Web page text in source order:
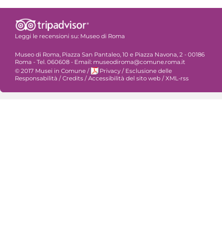
Leggi le recensioni su: Museo di Roma
Museo di Roma, Piazza San Pantaleo, 10 e Piazza Navona, 2 - 00186
Roma - Tel. 060608 - Email: museodiroma@comune.roma.it
© 2017 Musei in Comune / Privacy / Esclusione delle
Responsabilità /Credits /Accessibilità del sito web /XML-rss